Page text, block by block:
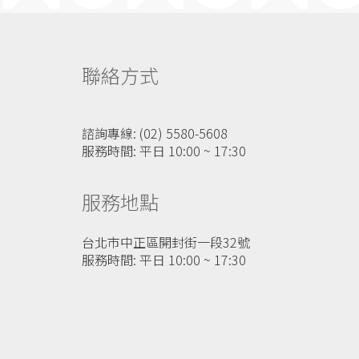
聯絡方式
諮詢專線: (02) 5580-5608
服務時間: 平日 10:00 ~ 17:30
服務地點
台北市中正區開封街一段32號
服務時間: 平日 10:00 ~ 17:30